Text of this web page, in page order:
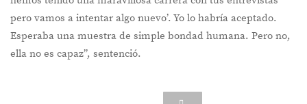
pero vamos a intentar algo nuevo’. Yo lo habría aceptado.
Esperaba una muestra de simple bondad humana. Pero no,
ella no es capaz”, sentenció.